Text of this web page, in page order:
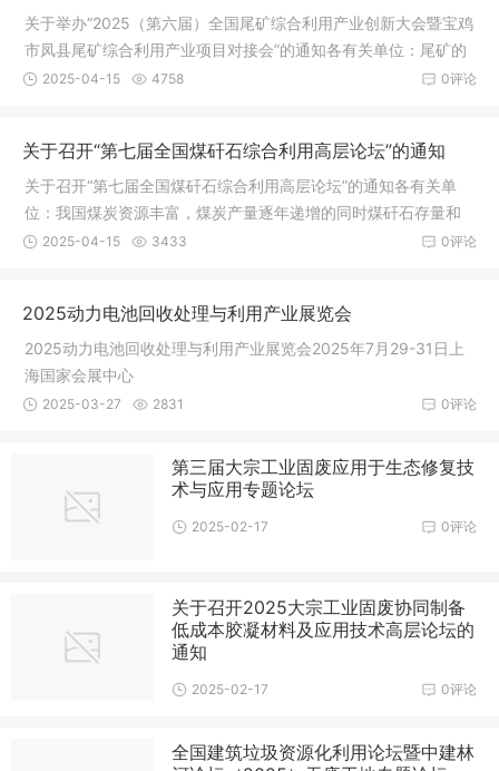
关于举办“2025（第六届）全国尾矿综合利用产业创新大会暨宝鸡
市凤县尾矿综合利用产业项目对接会”的通知各有关单位：尾矿的
大量
0评论
2025-04-15 4758
关于召开“第七届全国煤矸石综合利用高层论坛”的通知
关于召开“第七届全国煤矸石综合利用高层论坛”的通知各有关单
位：我国煤炭资源丰富，煤炭产量逐年递增的同时煤矸石存量和
新增量
0评论
2025-04-15 3433
2025动力电池回收处理与利用产业展览会
2025动力电池回收处理与利用产业展览会2025年7月29-31日上
海国家会展中心
0评论
2025-03-27 2831
第三届大宗工业固废应用于生态修复技
术与应用专题论坛
0评论
2025-02-17
关于召开2025大宗工业固废协同制备
低成本胶凝材料及应用技术高层论坛的
通知
0评论
2025-02-17
全国建筑垃圾资源化利用论坛暨中建林